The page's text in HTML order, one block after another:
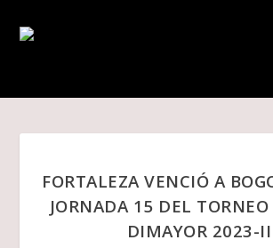
FORTALEZA VENCIÓ A
JORNADA 15 DEL
DIMAYOR 2023-II